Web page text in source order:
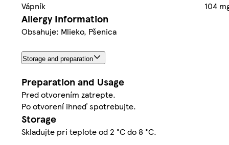
Vápník
104
Allergy Information
Obsahuje: Mlieko, Pšenica
Storage and preparation
Preparation and Usage
Pred otvorením zatrepte.
Po otvorení ihneď spotrebujte.
Storage
Skladujte pri teplote od 2 °C do 8 °C.